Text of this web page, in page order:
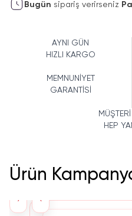
Bugün sipariş verirseniz
AYNI GÜN
HIZLI KARGO
MEMNUNİYET
GARANTİSİ
HEP
Ürün
‹
›